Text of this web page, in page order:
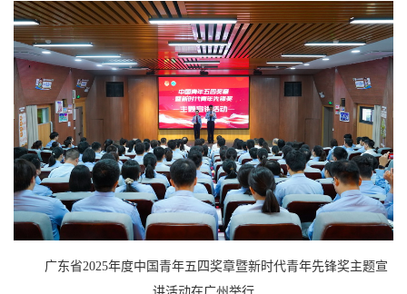
广东省2025年度中国青年五四奖章暨新时代青年先锋奖主题宣